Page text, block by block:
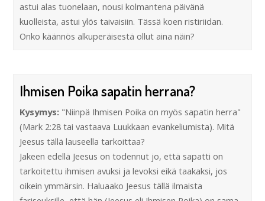
astui alas tuonelaan, nousi kolmantena päivänä
kuolleista, astui ylös taivaisiin. Tässä koen ristiriidan.
Onko käännös alkuperäisestä ollut aina näin?
Ihmisen Poika sapatin herrana?
Kysymys: "Niinpä Ihmisen Poika on myös sapatin herra"
(Mark 2:28 tai vastaava Luukkaan evankeliumista). Mitä
Jeesus tällä lauseella tarkoittaa?
Jakeen edellä Jeesus on todennut jo, että sapatti on
tarkoitettu ihmisen avuksi ja levoksi eikä taakaksi, jos
oikein ymmärsin. Haluaako Jeesus tällä ilmaista